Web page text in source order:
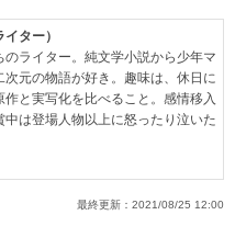
ター）
ライター。純文学小説から少年マ
次元の物語が好き。趣味は、休日に
作と実写化を比べること。感情移入
は登場人物以上に怒ったり泣いた
最終更新： 2021/08/25 12:00